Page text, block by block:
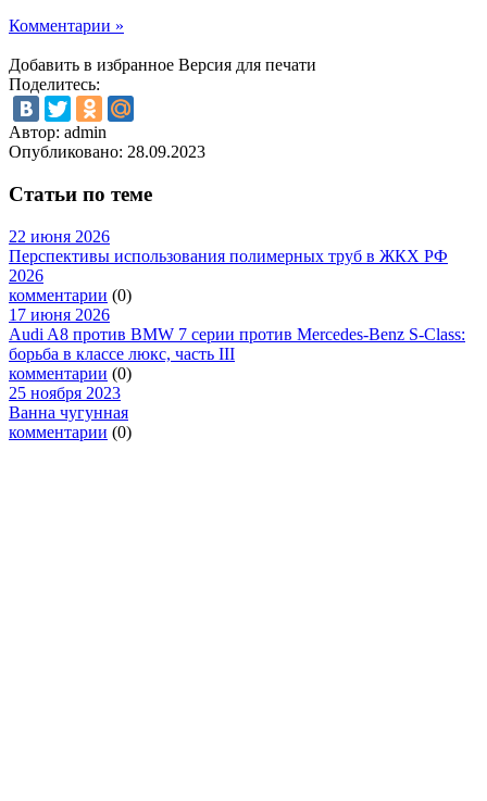
Комментарии »
Добавить в избранное Версия для печати
Поделитесь:
Автор: admin
Опубликовано: 28.09.2023
Статьи по теме
22 июня 2026
Перспективы использования полимерных труб в ЖКХ РФ
2026
комментарии (0)
17 июня 2026
Audi A8 против BMW 7 серии против Mercedes-Benz S-Class:
борьба в классе люкс, часть III
комментарии (0)
25 ноября 2023
Ванна чугунная
комментарии (0)